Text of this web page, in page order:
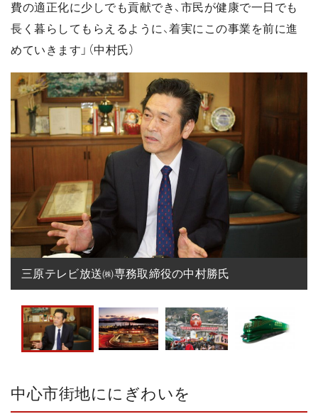
費の適正化に少しでも貢献でき、市民が健康で一日でも
長く暮らしてもらえるように、着実にこの事業を前に進
めていきます」（中村氏）
三原テレビ放送㈱専務取締役の中村勝氏
中心市街地ににぎわいを